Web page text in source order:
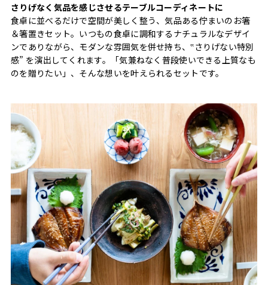
さりげなく気品を感じさせるテーブルコーディネートに
食卓に並べるだけで空間が美しく整う、気品ある佇まいのお箸
＆箸置きセット。いつもの食卓に調和するナチュラルなデザイ
ンでありながら、モダンな雰囲気を併せ持ち、‟さりげない特別
感” を演出してくれます。「気兼ねなく普段使いできる上質なも
のを贈りたい」、そんな想いを叶えられるセットです。